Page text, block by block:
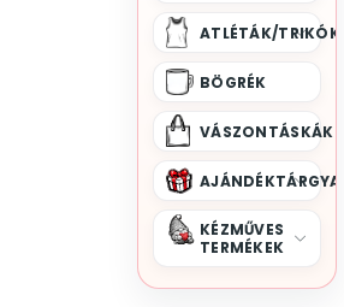
ATLÉTÁK/TRIKÓK
BÖGRÉK
VÁSZONTÁSKÁK
AJÁNDÉKTÁRGYAK
KÉZMŰVES
TERMÉKEK